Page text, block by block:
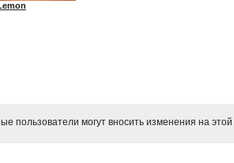
пользователи могут вносить изменения на